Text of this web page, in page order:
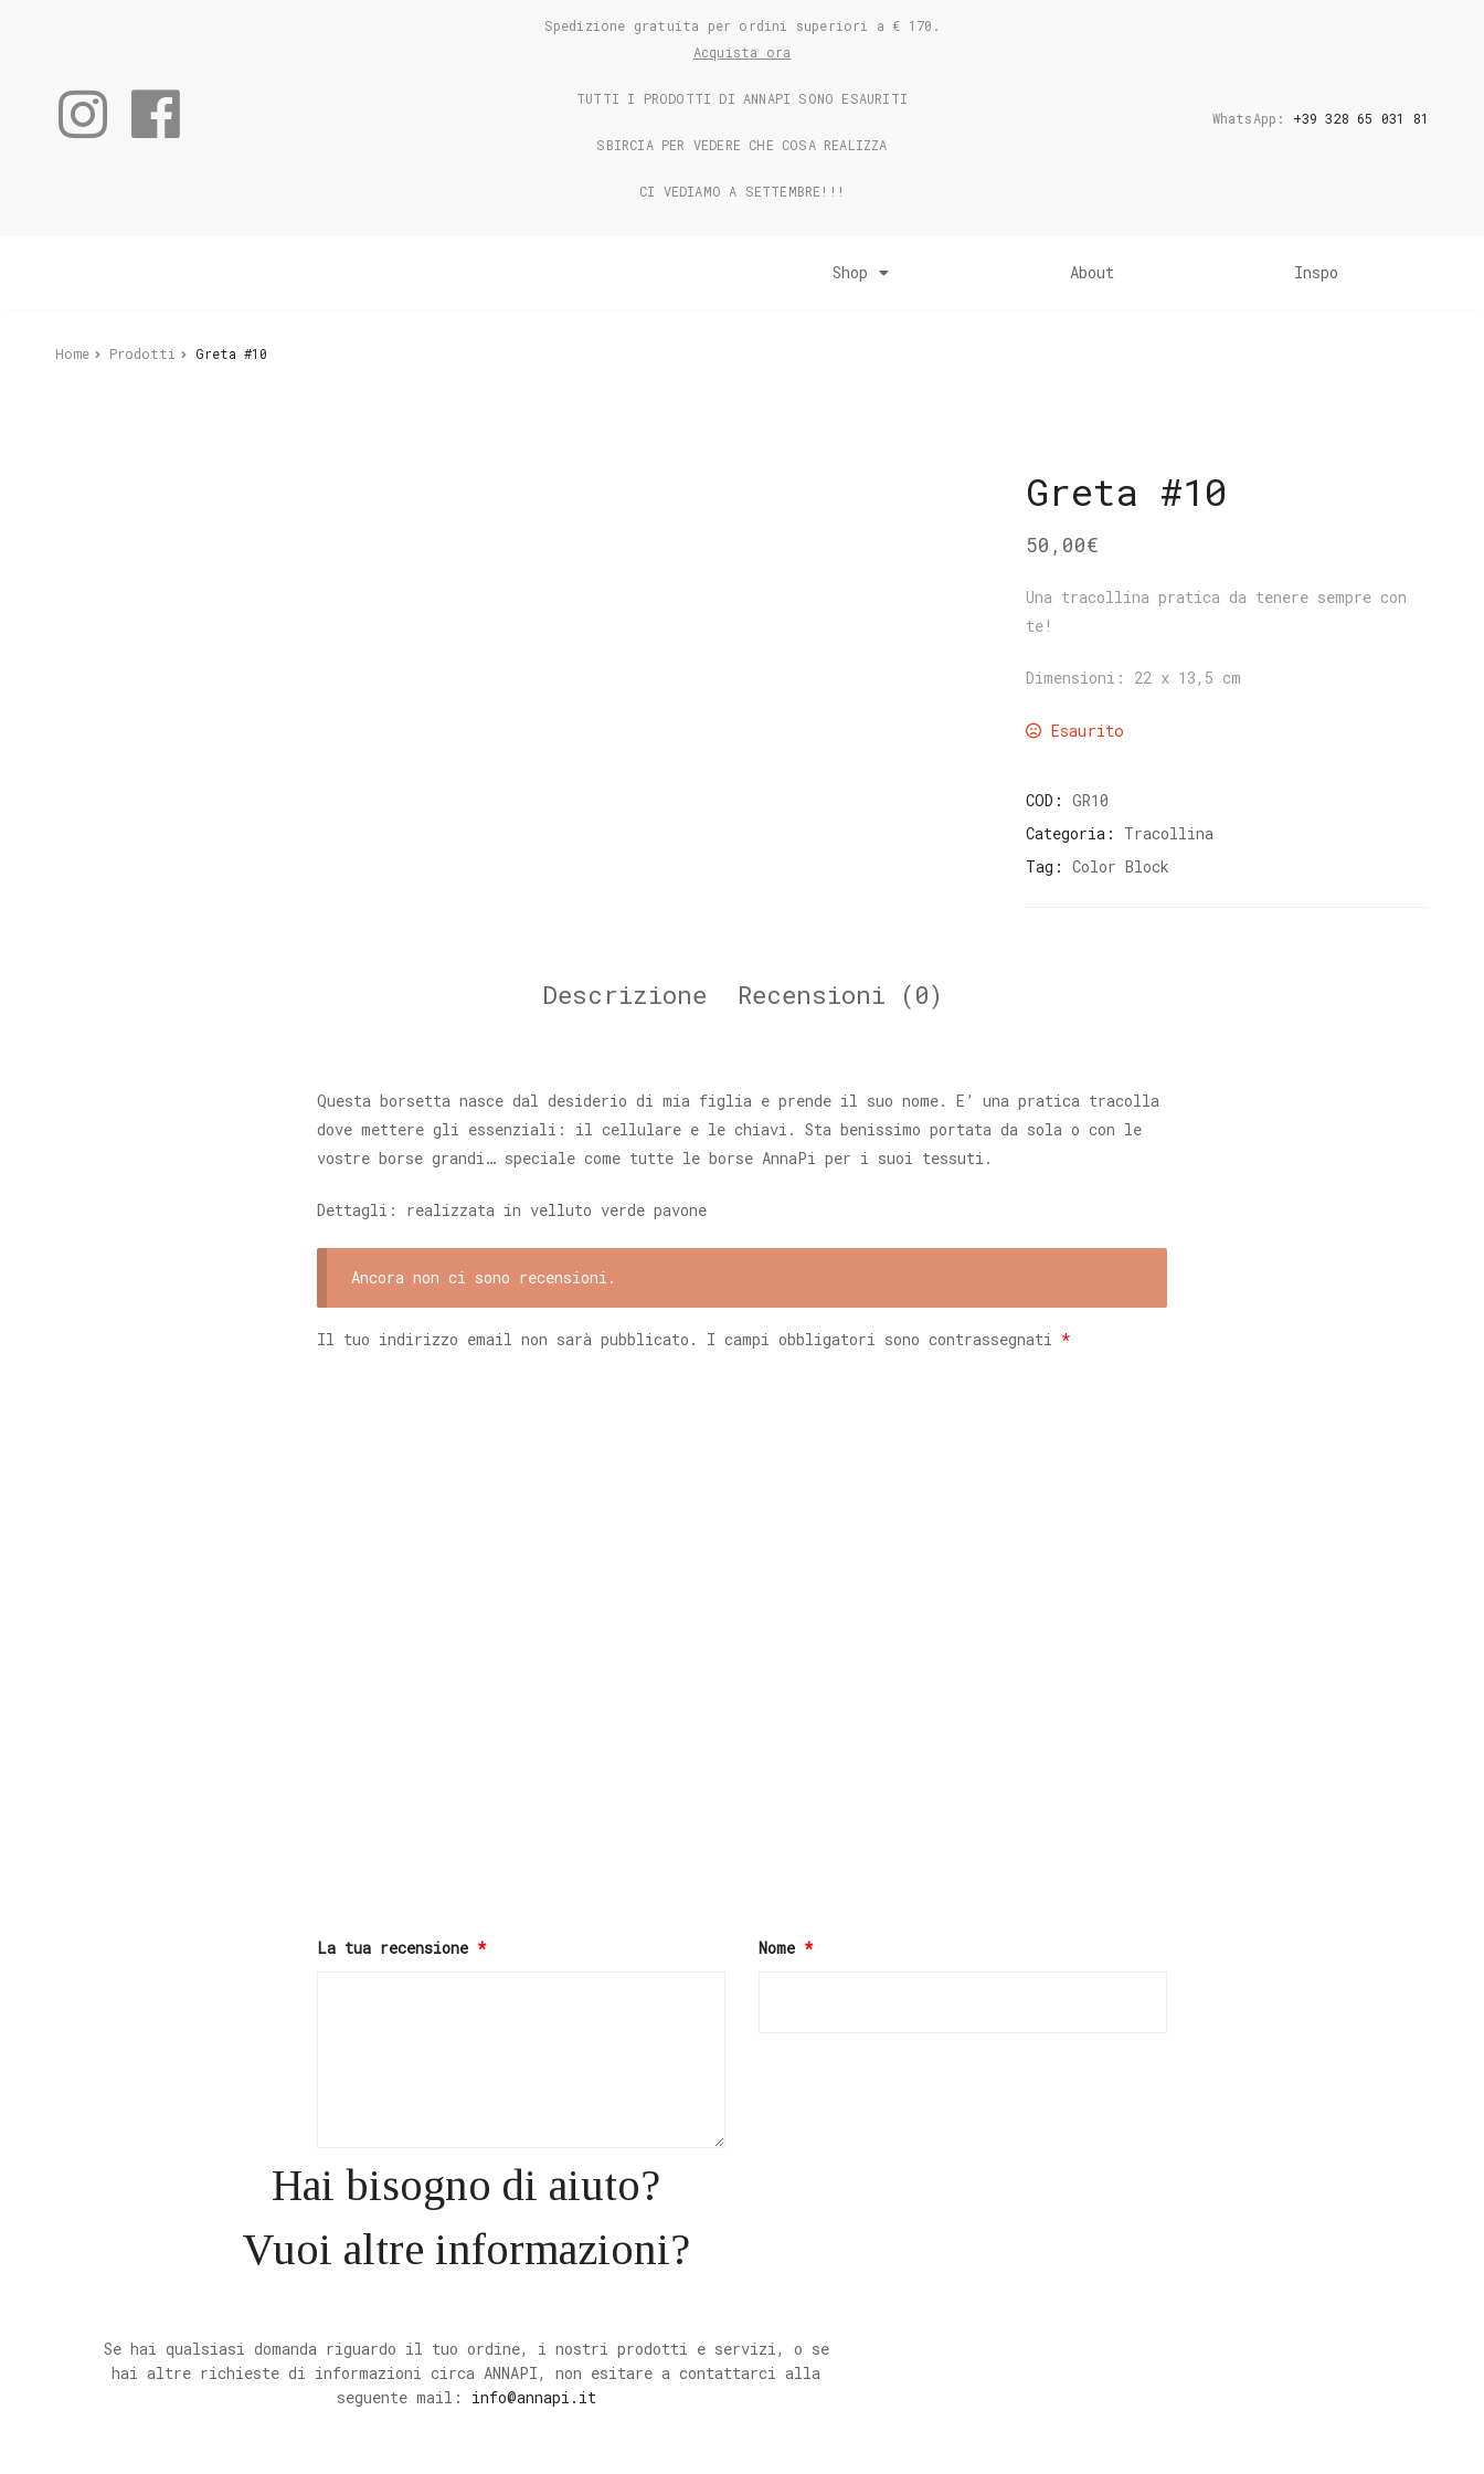
Spedizione gratuita per ordini superiori a € 170.
Acquista ora
TUTTI I PRODOTTI DI ANNAPI SONO ESAURITI
SBIRCIA PER VEDERE CHE COSA REALIZZA
CI VEDIAMO A SETTEMBRE!!!
WhatsApp: +39 328 65 031 81
Shop About Inspo
Home Prodotti Greta #10
Greta #10
50,00€
Una tracollina pratica da tenere sempre con
te!
Dimensioni: 22 x 13,5 cm
Esaurito
COD:GR10
Categoria: Tracollina
Tag:Color Block
Descrizione Recensioni (0)
Questa borsetta nasce dal desiderio di mia figlia e prende il suo nome. E’ una pratica tracolla
dove mettere gli essenziali: il cellulare e le chiavi. Sta benissimo portata da sola o con le
vostre borse grandi… speciale come tutte le borse AnnaPi per i suoi tessuti.
Dettagli: realizzata in velluto verde pavone
Ancora non ci sono recensioni.
Il tuo indirizzo email non sarà pubblicato. I campi obbligatori sono contrassegnati *
La tua recensione * Nome *
Hai bisogno di aiuto?
Vuoi altre informazioni?
Se hai qualsiasi domanda riguardo il tuo ordine, i nostri prodotti e servizi, o se
hai altre richieste di informazioni circa ANNAPI, non esitare a contattarci alla
seguente mail: info@annapi.it